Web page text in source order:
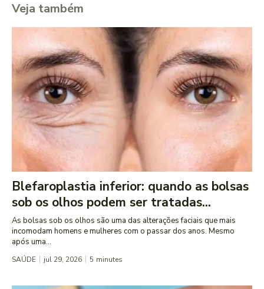
Veja também
Blefaroplastia inferior: quando as bolsas
sob os olhos podem ser tratadas...
As bolsas sob os olhos são uma das alterações faciais que mais
incomodam homens e mulheres com o passar dos anos. Mesmo
após uma...
SAÚDE jul 29, 2026 5 minutes